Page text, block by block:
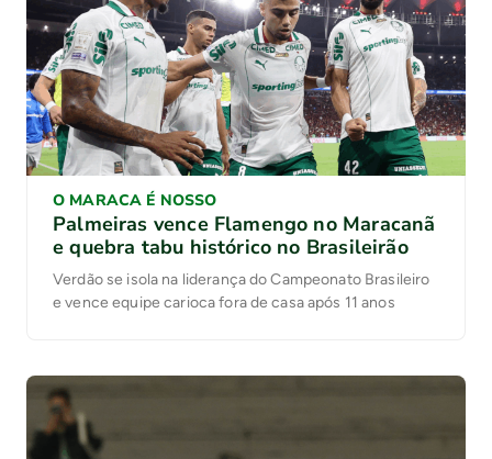
O MARACA É NOSSO
Palmeiras vence Flamengo no Maracanã
e quebra tabu histórico no Brasileirão
Verdão se isola na liderança do Campeonato Brasileiro
e vence equipe carioca fora de casa após 11 anos